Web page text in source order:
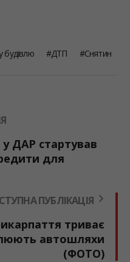
будівлю ДТП Снятин
ДАР стартував
для
ПУБЛІКАЦІЯ
триває
автошляхи
(ФОТО)